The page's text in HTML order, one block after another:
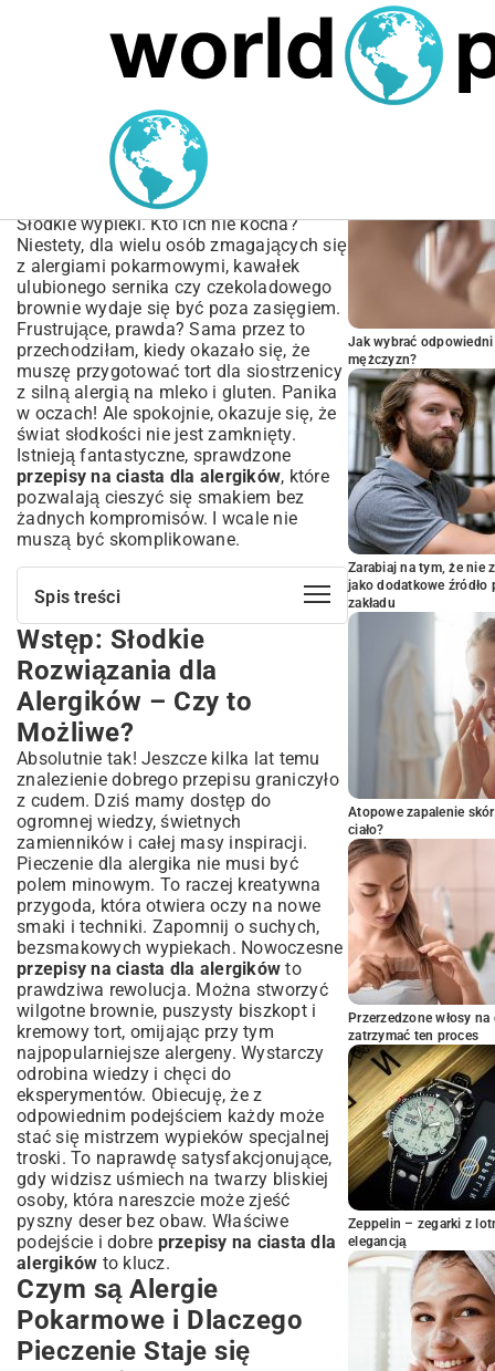
MARIUSZ ŁAMAGA 05.10.2025
Najlepsze Przepisy na
Ciasta dla Alergików |
Słodkości Bez Ograniczeń
Słodkie wypieki. Kto ich nie kocha?
Niestety, dla wielu osób zmagających się
z alergiami pokarmowymi, kawałek
ulubionego sernika czy czekoladowego
brownie wydaje się być poza zasięgiem.
Frustrujące, prawda? Sama przez to
przechodziłam, kiedy okazało się, że
muszę przygotować tort dla siostrzenicy
z silną alergią na mleko i gluten. Panika
w oczach! Ale spokojnie, okazuje się, że
świat słodkości nie jest zamknięty.
Istnieją fantastyczne, sprawdzone
przepisy na ciasta dla alergików, które
pozwalają cieszyć się smakiem bez
żadnych kompromisów. I wcale nie
muszą być skomplikowane.
Spis treści
Wstęp: Słodkie Rozwiązania dla
Alergików – Czy to Możliwe?
Czym są Alergie Pokarmowe i Dlaczego
Pieczenie Staje się Wyzwaniem?
Bezglutenowe Inspiracje: Odkryj Świat
Ciast Bez Pszenicy
Mąki Alternatywne – Klucz do Udanych
Wypieków Bez Glutenu
Klasyczne Ciasta w Wersji
Bezglutenowej – Popularne Przepisy
Ciasta Wegańskie: Delikatne Smaki Bez
Mleka i Jajek
Roślinne Zamienniki: Jak Zastąpić
Nabiał i Jajka w Wypiekach?
Kreatywne Przepisy na Ciasta
Całkowicie Roślinne
Alergie na Orzechy i Inne Składniki:
Bezpieczne i Smaczne Rozwiązania
Pieczenie Bez Orzechów – Składniki, na
Które Warto Zwrócić Uwagę
Ciasta Przyjazne dla Wieloalergików –
Jak Połączyć Różne Ograniczenia?
Praktyczny Przewodnik: Sekret Udanych
Wypieków dla Alergików
Zapobieganie Zanieczyszczeniom
Krzyżowym i Wybór Odpowiednich
Składników
Gdzie Szukać Sprawdzonych Przepisów
i Czerpać Inspiracje?
Podsumowanie: Ciesz Się Słodkimi
Chwilami Bez Obaw
Wstęp: Słodkie
Rozwiązania dla
Alergików – Czy to
Możliwe?
Absolutnie tak! Jeszcze kilka lat temu
znalezienie dobrego przepisu graniczyło
z cudem. Dziś mamy dostęp do
ogromnej wiedzy, świetnych
zamienników i całej masy inspiracji.
Pieczenie dla alergika nie musi być
polem minowym. To raczej kreatywna
przygoda, która otwiera oczy na nowe
smaki i techniki. Zapomnij o suchych,
bezsmakowych wypiekach. Nowoczesne
przepisy na ciasta dla alergików to
prawdziwa rewolucja. Można stworzyć
wilgotne brownie, puszysty biszkopt i
kremowy tort, omijając przy tym
najpopularniejsze alergeny. Wystarczy
odrobina wiedzy i chęci do
eksperymentów. Obiecuję, że z
odpowiednim podejściem każdy może
stać się mistrzem wypieków specjalnej
troski. To naprawdę satysfakcjonujące,
gdy widzisz uśmiech na twarzy bliskiej
osoby, która nareszcie może zjeść
pyszny deser bez obaw. Właściwe
podejście i dobre przepisy na ciasta dla
alergików to klucz.
Czym są Alergie
Pokarmowe i Dlaczego
Pieczenie Staje się
Jak wybrać
mężczyzn?
Zarabiaj na tym, że nie
jako dodatkowe
zakładu
Atopowe zapalenie
ciało?
Przerzedzone włosy
zatrzymać ten proces
Zeppelin – zegarki z
elegancją